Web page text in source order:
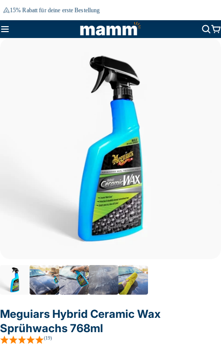
15% Rabatt für deine erste Bestellung
Meguiars Hybrid Ceramic Wax
Sprühwachs 768ml
(19)Bewertungen